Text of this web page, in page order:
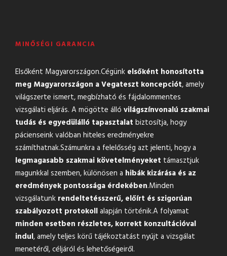
MINŐSÉGI GARANCIA
Elsőként Magyarországon.Cégünk elsőként honosította
meg Magyarországon a Vegateszt koncepciót, amely
világszerte ismert, megbízható és fájdalommentes
vizsgálati eljárás. A mögötte álló világszínvonalú szakmai
tudás és egyedülálló tapasztalat biztosítja, hogy
pácienseink valóban hiteles eredményekre
számíthatnak.Számunkra a felelősség azt jelenti, hogy a
legmagasabb szakmai követelményeket támasztjuk
magunkkal szemben, különösen a hibák kizárása és az
eredmények pontossága érdekében.Minden
vizsgálatunk rendeltetésszerű, előírt és szigorúan
szabályozott protokollalapján történik.A folyamat
minden esetben részletes, korrekt konzultációval
indul, amely teljes körű tájékoztatást nyújt a vizsgálat
menetéről, céljáról és lehetőségeiről.